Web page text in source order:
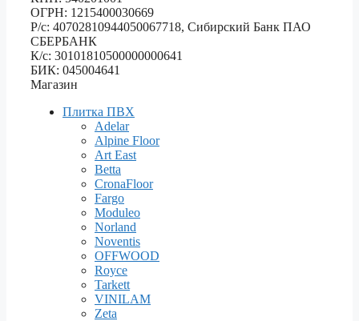
ОГРН: 1215400030669
Р/с: 40702810944050067718, Сибирский Банк ПАО
СБЕРБАНК
К/с: 30101810500000000641
БИК: 045004641
Магазин
Плитка ПВХ
Adelar
Alpine Floor
Art East
Betta
CronaFloor
Fargo
Moduleo
Norland
Noventis
OFFWOOD
Royce
Tarkett
VINILAM
Zeta